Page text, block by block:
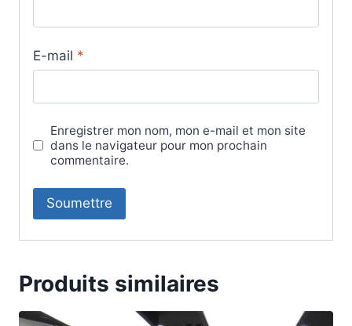
E-mail *
Enregistrer mon nom, mon e-mail et mon site
dans le navigateur pour mon prochain
commentaire.
Produits similaires